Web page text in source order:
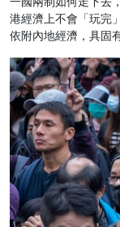
港經濟上不會「玩完
依附內地經濟，具固